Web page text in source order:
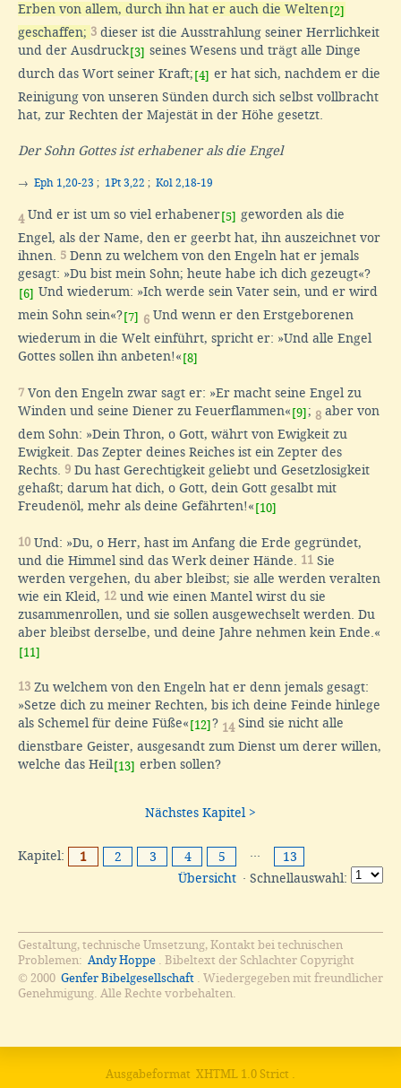
Erben von allem, durch ihn hat er auch die Welten [2]
geschaffen; 3 dieser ist die Ausstrahlung seiner Herrlichkeit
und der Ausdruck [3] seines Wesens und trägt alle Dinge
durch das Wort seiner Kraft; [4] er hat sich, nachdem er die
Reinigung von unseren Sünden durch sich selbst vollbracht
hat, zur Rechten der Majestät in der Höhe gesetzt.
Der Sohn Gottes ist erhabener als die Engel
→ Eph 1,20-23 ; 1Pt 3,22 ; Kol 2,18-19
4 Und er ist um so viel erhabener[5] geworden als die
Engel, als der Name, den er geerbt hat, ihn auszeichnet vor
ihnen. 5 Denn zu welchem von den Engeln hat er jemals
gesagt: »Du bist mein Sohn; heute habe ich dich gezeugt«?
[6] Und wiederum: »Ich werde sein Vater sein, und er wird
mein Sohn sein«?[7] 6 Und wenn er den Erstgeborenen
wiederum in die Welt einführt, spricht er: »Und alle Engel
Gottes sollen ihn anbeten!« [8]
7 Von den Engeln zwar sagt er: »Er macht seine Engel zu
Winden und seine Diener zu Feuerflammen« [9] ; 8 aber von
dem Sohn: »Dein Thron, o Gott, währt von Ewigkeit zu
Ewigkeit. Das Zepter deines Reiches ist ein Zepter des
Rechts. 9 Du hast Gerechtigkeit geliebt und Gesetzlosigkeit
gehaßt; darum hat dich, o Gott, dein Gott gesalbt mit
Freudenöl, mehr als deine Gefährten!« [10]
10 Und: »Du, o Herr, hast im Anfang die Erde gegründet,
und die Himmel sind das Werk deiner Hände. 11 Sie
werden vergehen, du aber bleibst; sie alle werden veralten
wie ein Kleid, 12 und wie einen Mantel wirst du sie
zusammenrollen, und sie sollen ausgewechselt werden. Du
aber bleibst derselbe, und deine Jahre nehmen kein Ende.«
[11]
13 Zu welchem von den Engeln hat er denn jemals gesagt:
»Setze dich zu meiner Rechten, bis ich deine Feinde hinlege
als Schemel für deine Füße« [12]? 14 Sind sie nicht alle
dienstbare Geister, ausgesandt zum Dienst um derer willen,
welche das Heil [13] erben sollen?
Nächstes Kapitel >
Kapitel: 1 2 3 4 5 ···
13
Übersicht · Schnellauswahl:
Gestaltung, technische Umsetzung, Kontakt bei technischen
Problemen: Andy Hoppe
. Bibeltext der Schlachter Copyright
© 2000 Genfer Bibelgesellschaft
. Wiedergegeben mit freundlicher
Genehmigung. Alle Rechte vorbehalten.
Ausgabeformat XHTML 1.0 Strict